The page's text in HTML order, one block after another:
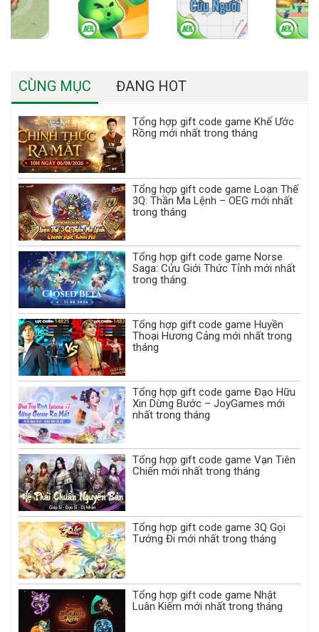
CÙNG MỤC ĐANG HOT
Tổng hợp gift code game Khế Ước
Rồng mới nhất trong tháng
Tổng hợp gift code game Loạn Thế
3Q: Thần Ma Lệnh – OEG mới nhất
trong tháng
Tổng hợp gift code game Norse
Saga: Cửu Giới Thức Tỉnh mới nhất
trong tháng
Tổng hợp gift code game Huyền
Thoại Hương Cảng mới nhất trong
tháng
Tổng hợp gift code game Đạo Hữu
Xin Dừng Bước – JoyGames mới
nhất trong tháng
Tổng hợp gift code game Vạn Tiên
Chiến mới nhất trong tháng
Tổng hợp gift code game 3Q Gọi
Tướng Đi mới nhất trong tháng
Tổng hợp gift code game Nhật
Luân Kiếm mới nhất trong tháng